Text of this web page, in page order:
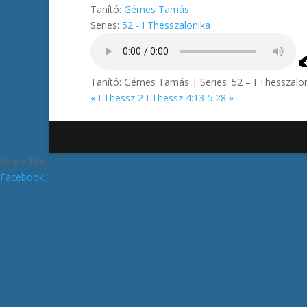
Tanító: Gémes Tamás
Series: 52 - I Thesszalonika
Tanító: Gémes Tamás | Series: 52 – I
« I Thessz 2 I Thessz 4:13-5:28 »
Share This
Facebook